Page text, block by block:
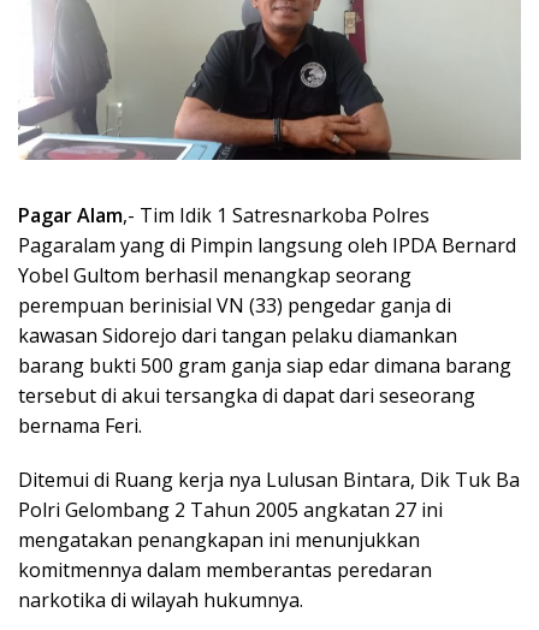
Pagar Alam,- Tim Idik 1 Satresnarkoba Polres
Pagaralam yang di Pimpin langsung oleh IPDA Bernard
Yobel Gultom berhasil menangkap seorang
perempuan berinisial VN (33) pengedar ganja di
kawasan Sidorejo dari tangan pelaku diamankan
barang bukti 500 gram ganja siap edar dimana barang
tersebut di akui tersangka di dapat dari seseorang
bernama Feri.
Ditemui di Ruang kerja nya Lulusan Bintara, Dik Tuk Ba
Polri Gelombang 2 Tahun 2005 angkatan 27 ini
mengatakan penangkapan ini menunjukkan
komitmennya dalam memberantas peredaran
narkotika di wilayah hukumnya.